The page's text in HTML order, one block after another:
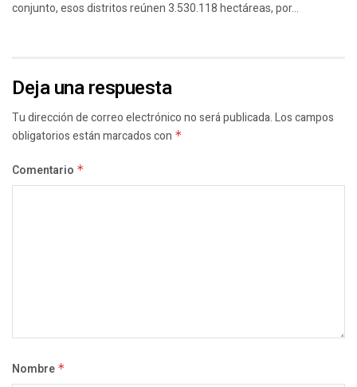
conjunto, esos distritos reúnen 3.530.118 hectáreas, por...
Deja una respuesta
Tu dirección de correo electrónico no será publicada.Los campos
obligatorios están marcados con *
Comentario *
Nombre *